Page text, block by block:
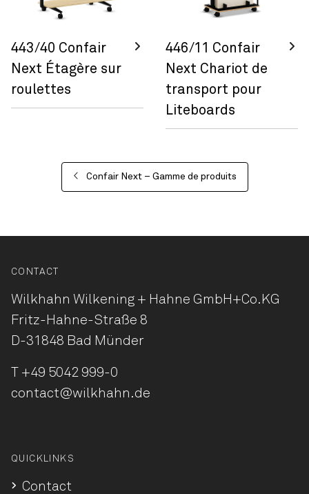
443/40 Confair
Next Étagère sur
roulettes
446/11 Confair
Next Chariot de
transport pour
Liteboards
Confair Next – Gamme de produits
CONTACT
Wilkhahn Wilkening + Hahne GmbH+Co.KG
Fritz-Hahne-Straße 8
D-31848 Bad Münder
+49 5042 999-0
contact@wilkhahn.de
QUICKLINKS
Contact